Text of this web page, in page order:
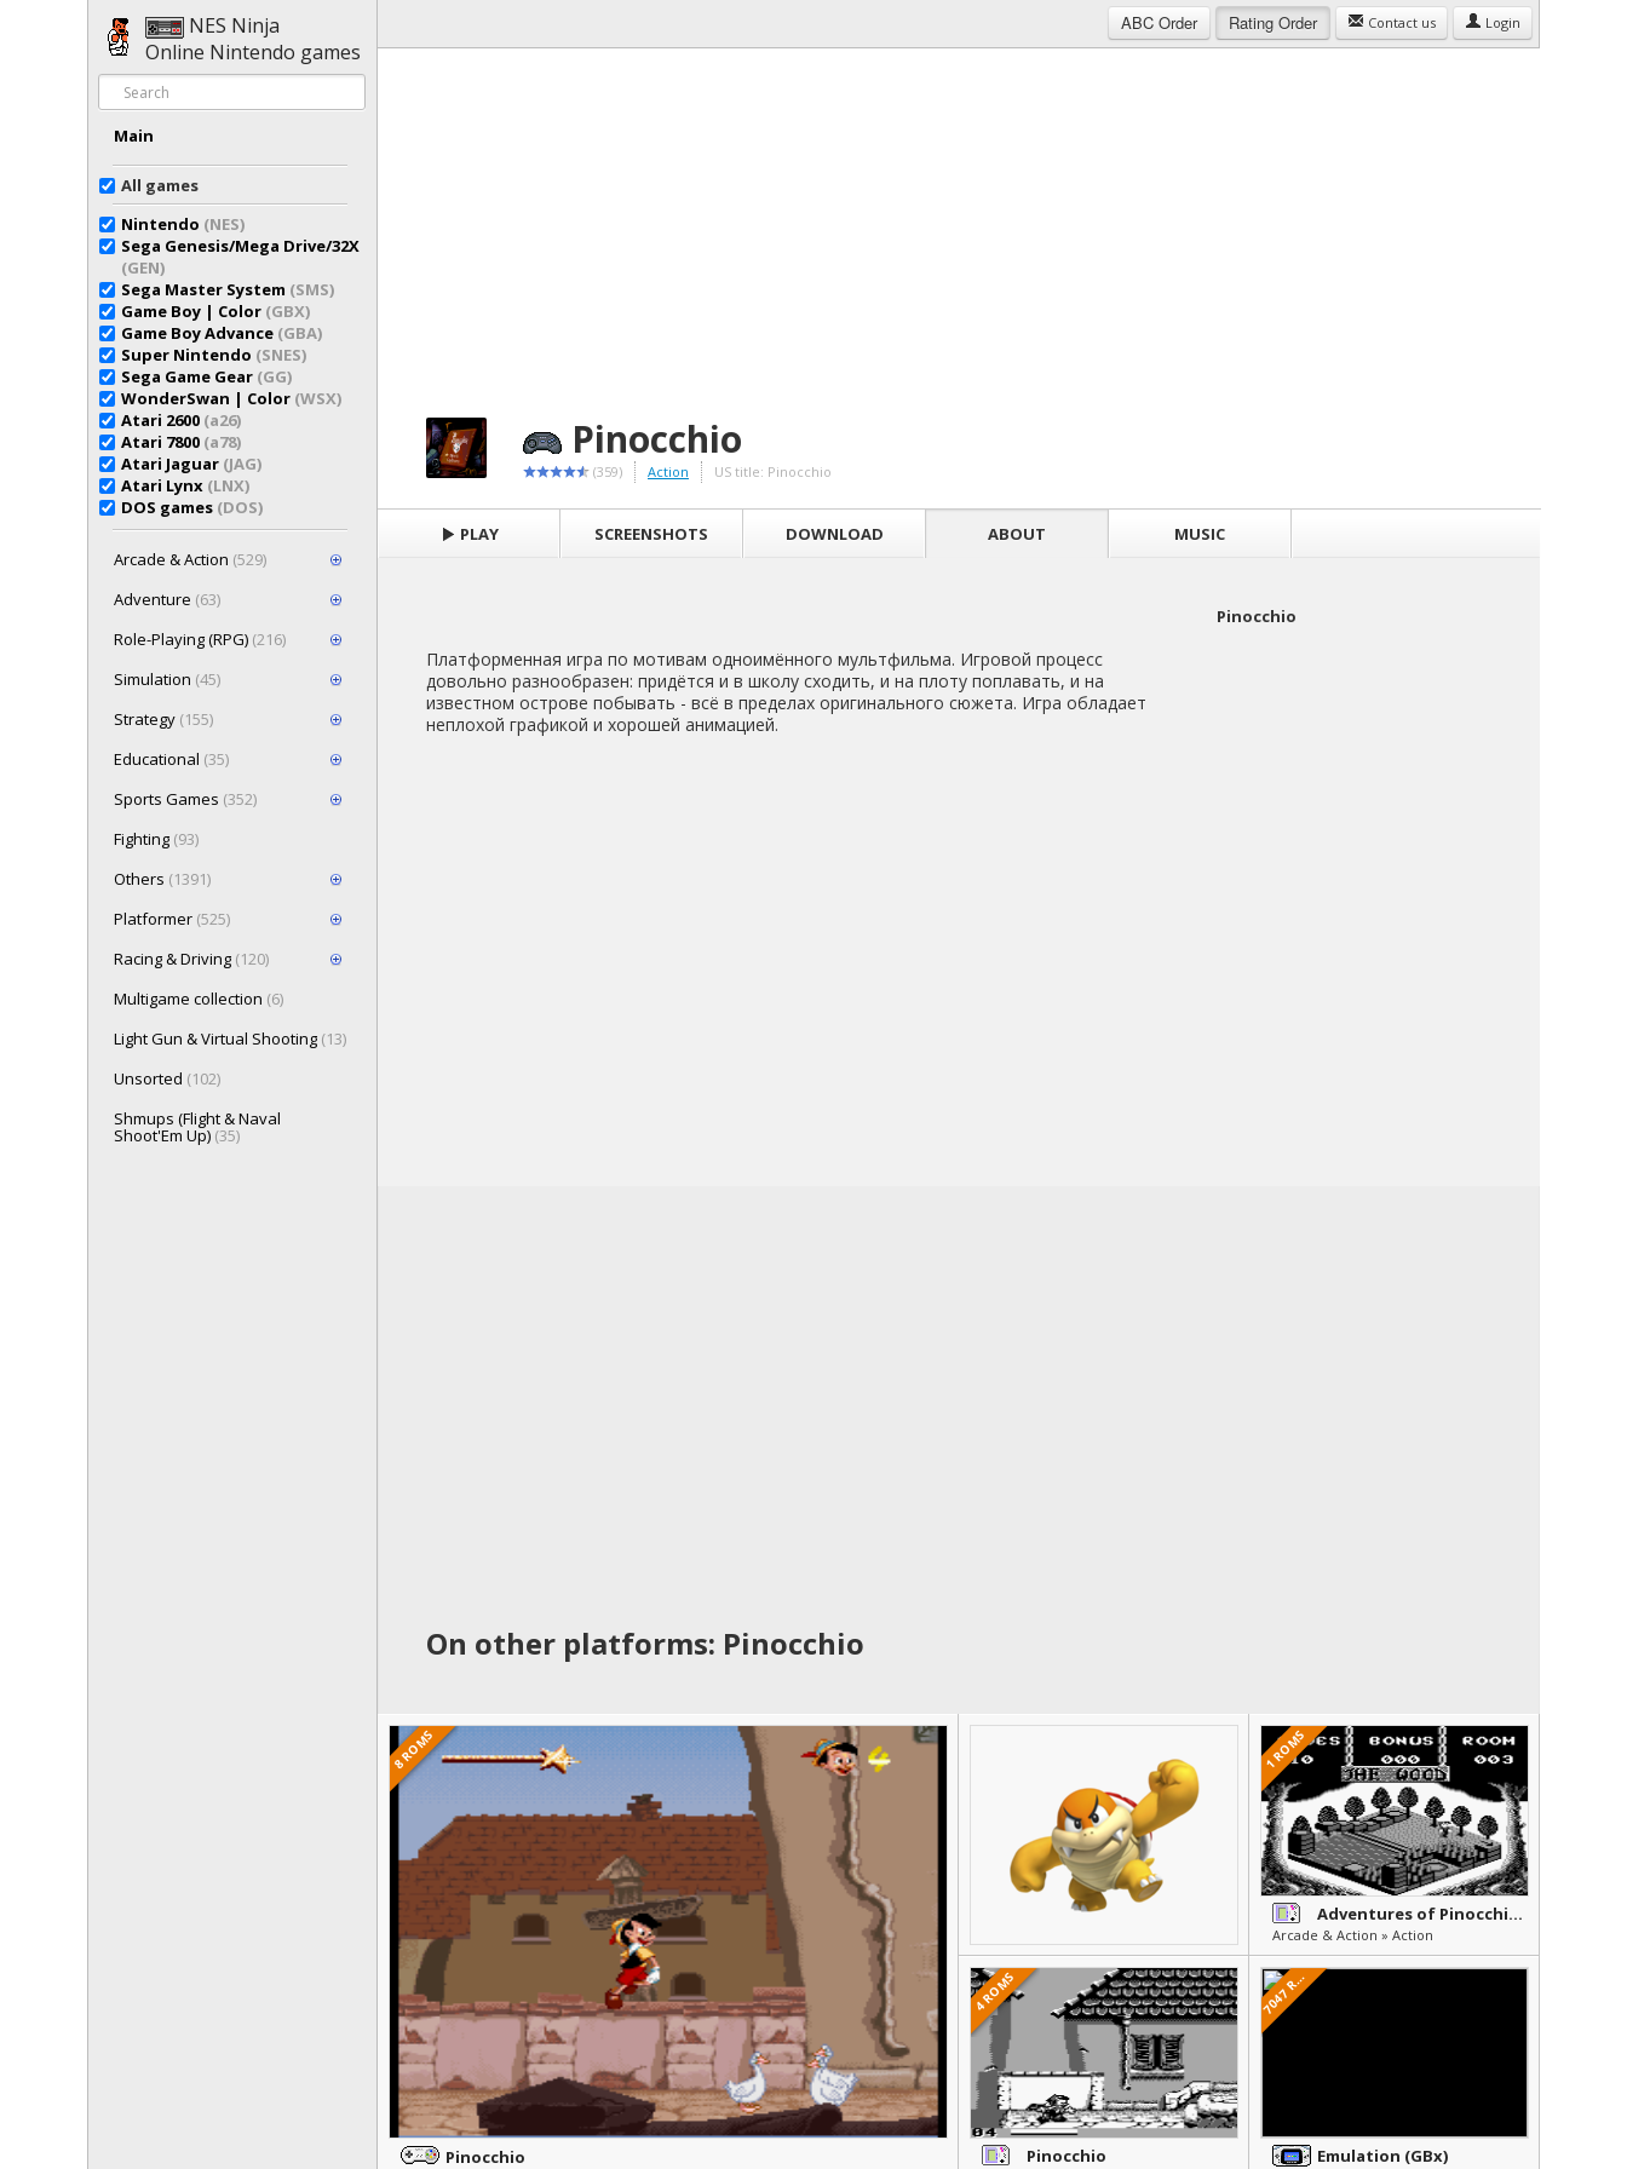
NES Ninja
Online Nintendo games
Main
All games
Nintendo (NES)
Sega Genesis/Mega Drive/32X
(GEN)
Sega Master System (SMS)
Game Boy | Color (GBX)
Game Boy Advance (GBA)
Super Nintendo (SNES)
Sega Game Gear (GG)
WonderSwan | Color (WSX)
Atari 2600 (a26)
Atari 7800 (a78)
Atari Jaguar (JAG)
Atari Lynx (LNX)
DOS games (DOS)
Arcade & Action (529)
Adventure (63)
Role-Playing (RPG) (216)
Simulation (45)
Strategy (155)
Educational (35)
Sports Games (352)
Fighting (93)
Others (1391)
Platformer (525)
Racing & Driving (120)
Multigame collection (6)
Light Gun & Virtual Shooting (13)
Unsorted (102)
Shmups (Flight & Naval
Shoot'Em Up) (35)
ABC Order Rating Order Contact us Login
Pinocchio
(359) Action US title: Pinocchio
PLAY SCREENSHOTS DOWNLOAD ABOUT MUSIC
Платформенная игра по мотивам одноимённого мультфильма. Игровой процесс
довольно разнообразен: придётся и в школу сходить, и на плоту поплавать, и на
известном острове побывать - всё в пределах оригинального сюжета. Игра обладает
неплохой графикой и хорошей анимацией.
Pinocchio
On other platforms: Pinocchio
8 ROMS
Pinocchio
1 ROMS
Adventures of Pinocchio, The
Arcade & Action » Action
4 ROMS
Pinocchio
7
0
4
7
R
O
M
S
Emulation (GBx)